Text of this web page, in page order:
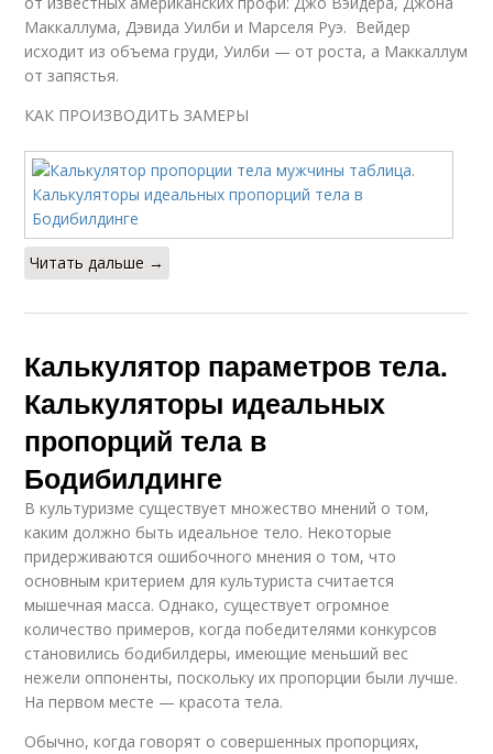
Маккаллума, Дэвида Уилби и Марселя Руэ. Вейдер
исходит из объема груди, Уилби — от роста, а Маккаллум
от запястья.
КАК ПРОИЗВОДИТЬ ЗАМЕРЫ
Читать дальше →
Калькулятор параметров тела.
Калькуляторы идеальных
пропорций тела в
Бодибилдинге
В культуризме существует множество мнений о том,
каким должно быть идеальное тело. Некоторые
придерживаются ошибочного мнения о том, что
основным критерием для культуриста считается
мышечная масса. Однако, существует огромное
количество примеров, когда победителями конкурсов
становились бодибилдеры, имеющие меньший вес
нежели оппоненты, поскольку их пропорции были лучше.
На первом месте — красота тела.
Обычно, когда говорят о совершенных пропорциях,